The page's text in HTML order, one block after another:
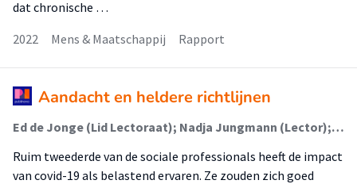
dat chronische …
2022
Mens & Maatschappij Rapport
Aandacht en heldere richtlijnen
Ed de Jonge (Lid Lectoraat); Nadja Jungmann (Lector); Mariël Kanne (Lid Lectoraat)
Ruim tweederde van de sociale professionals heeft de impact
van covid-19 als belastend ervaren. Ze zouden zich goed